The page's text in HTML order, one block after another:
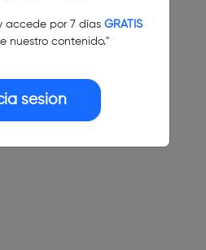
accede por 7 días GRATIS
nuestro contenido."
sesión